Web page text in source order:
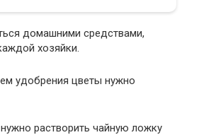
домашними средствами,
хозяйки.
удобрения цветы нужно
растворить чайную ложку